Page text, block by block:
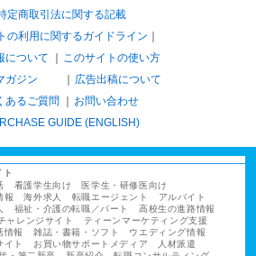
定商取引法に関する記載
の利用に関するガイドライン
について
このサイトの使い方
ガジン
広告出稿について
あるご質問
お問い合わせ
GUIDE (ENGLISH)
ト
看護学生向け
医学生・研修医向け
報 海外求人 転職エージェント
アルバイト
福祉・介護の転職／パート
高校生の進路情報
ャレンジサイト
ティーンマーケティング支援
情報 雑誌・書籍・ソフト
ウエディング情報
イト お買い物サポートメディア
人材派遣